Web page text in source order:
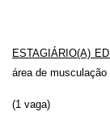
ESTAGIÁRIO(A)
área de musculação
(1 vaga)